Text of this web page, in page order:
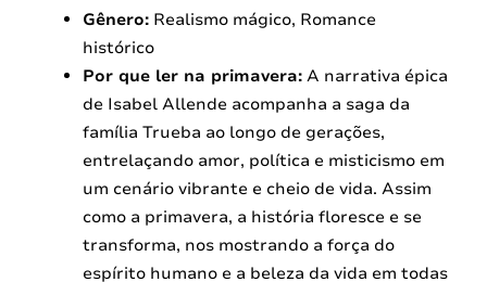
Gênero: Realismo mágico, Romance
histórico
Por que ler na primavera: A narrativa épica
de Isabel Allende acompanha a saga da
família Trueba ao longo de gerações,
entrelaçando amor, política e misticismo em
um cenário vibrante e cheio de vida. Assim
como a primavera, a história floresce e se
transforma, nos mostrando a força do
espírito humano e a beleza da vida em todas